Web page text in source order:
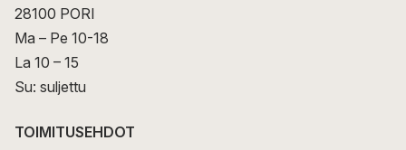
28100 PORI
Ma – Pe 10-18
La 10 – 15
Su: suljettu
TOIMITUSEHDOT